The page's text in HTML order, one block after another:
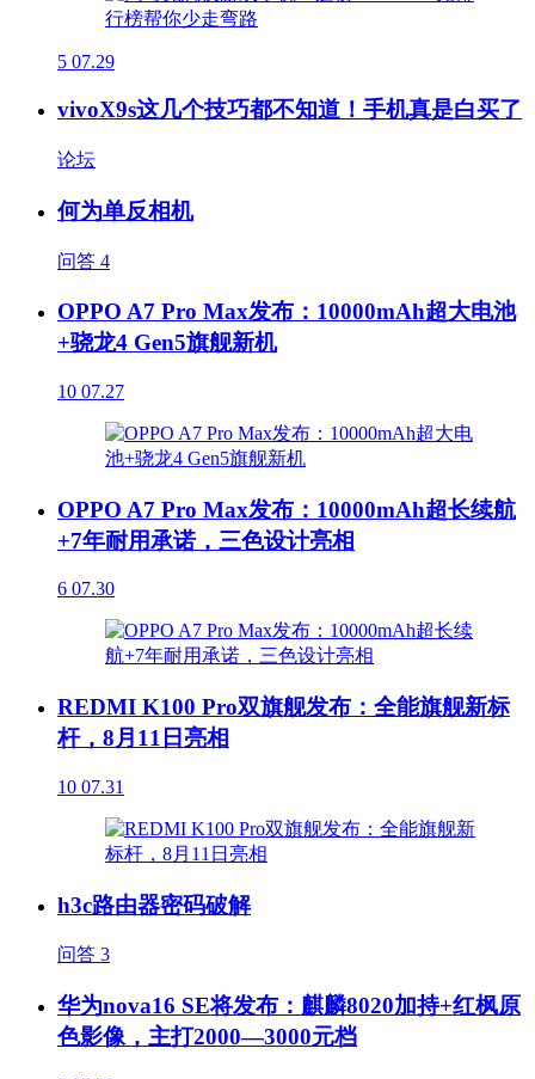
5 07.29
vivoX9s这几个技巧都不知道！手机真是白买了
论坛
何为单反相机
问答 4
OPPO A7 Pro Max发布：10000mAh超大电池
+骁龙4 Gen5旗舰新机
10 07.27
OPPO A7 Pro Max发布：10000mAh超长续航
+7年耐用承诺，三色设计亮相
6 07.30
REDMI K100 Pro双旗舰发布：全能旗舰新标
杆，8月11日亮相
10 07.31
h3c路由器密码破解
问答 3
华为nova16 SE将发布：麒麟8020加持+红枫原
色影像，主打2000—3000元档